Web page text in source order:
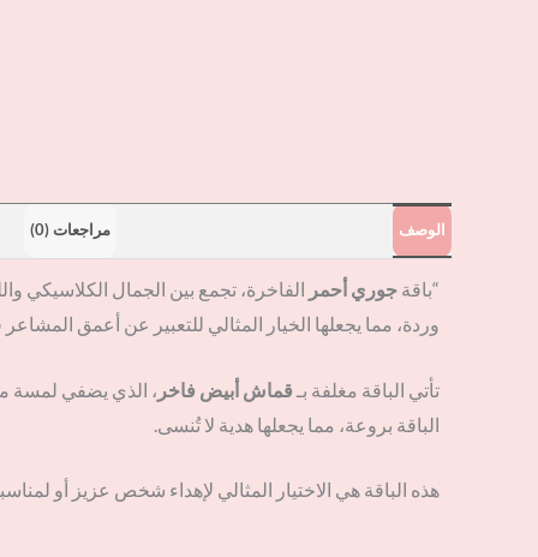
الوصف مراجعات (0)
“باقة جوري أحمر الفاخرة، تجمع بين الجمال الكلاسيكي
وردة، مما يجعلها الخيار المثالي للتعبير عن أعمق
تأتي الباقة مغلفة بـ قماش أبيض فاخر ، الذي يضفي لمسة
الباقة بروعة، مما يجعلها هدية لا تُنسى.
هذه الباقة هي الاختيار المثالي لإهداء شخص عزيز أو